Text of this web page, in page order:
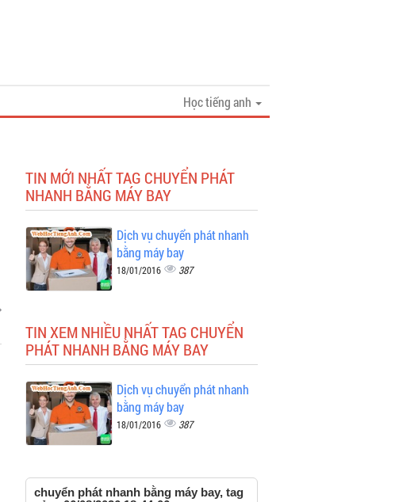
Học tiếng anh
TIN MỚI NHẤT TAG CHUYỂN PHÁT
NHANH BẰNG MÁY BAY
Dịch vụ chuyển phát nhanh
bằng máy bay
18/01/2016 387
TIN XEM NHIỀU NHẤT TAG CHUYỂN
PHÁT NHANH BẰNG MÁY BAY
Dịch vụ chuyển phát nhanh
bằng máy bay
18/01/2016 387
chuyển phát nhanh bằng máy bay, tag